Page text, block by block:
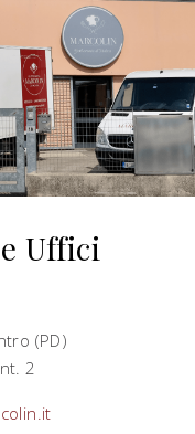
Uffici
(PD)
2